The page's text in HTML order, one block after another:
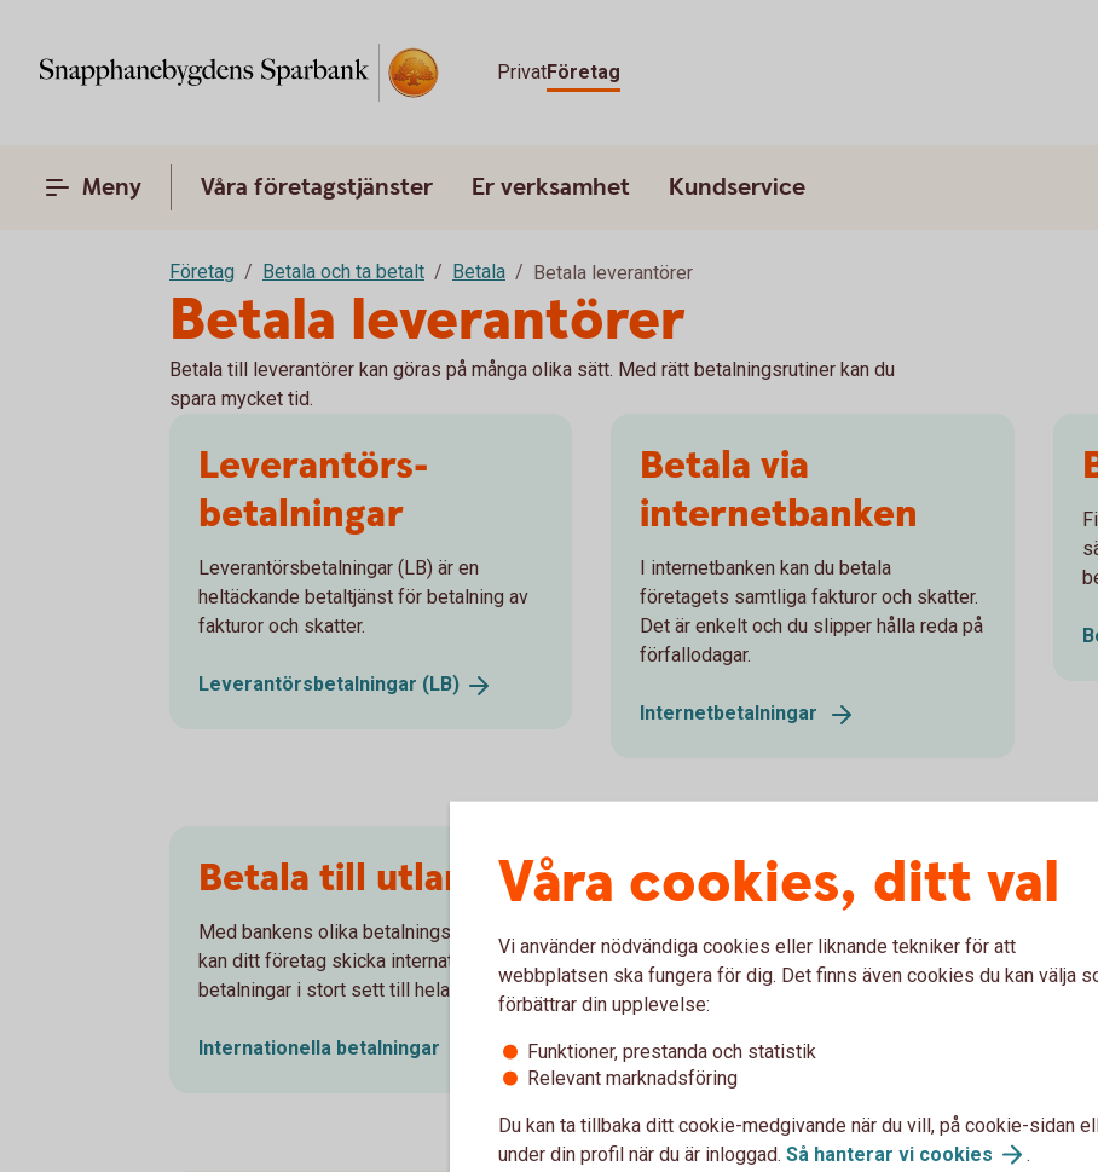
PrivatFöretag
Meny Våra företagstjänster Er verksamhet Kundservice
Företag Betala och ta betalt Betala Betala leverantörer
Betala leverantörer
Betala till leverantörer kan göras på många olika sätt. Med rätt betalningsrutiner kan du
spara mycket tid.
Leverantörs­
betalningar
Leverantörsbetalningar (LB) är en
heltäckande betaltjänst för betalning av
fakturor och skatter.
Leverantörsbetalningar (LB)
Betala via
internetbanken
I internetbanken kan du betala
företagets samtliga fakturor och skatter.
Det är enkelt och du slipper hålla reda på
förfallodagar.
Internetbetalningar
Betala till utlandet
Med bankens olika betalningskanaler
kan ditt företag skicka internationell
betalningar i stort sett till hela världen.
Internationella betalningar
Ta emot e-faktura
leverantörsfakturor? Ta hjälp av banken
för att ta emot fakturorna elektroniskt.
Ta emot e-fakturor i
affärssystem
Våra cookies, ditt val
Vi använder nödvändiga cookies eller liknande tekniker för att
webbplatsen ska fungera för dig. Det finns även cookies du kan välja
förbättrar din upplevelse:
Funktioner, prestanda och statistik
Relevant marknadsföring
Du kan ta tillbaka ditt cookie-medgivande när du vill, på cookie-sidan
under din profil när du är inloggad. Så hanterar vi cookies .